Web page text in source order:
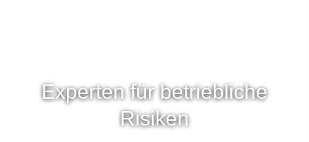
Experten für betriebliche
Risiken